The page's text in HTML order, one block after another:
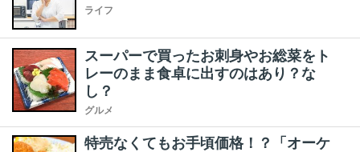
ライフ
スーパーで買ったお刺身やお総菜をト
レーのまま食卓に出すのはあり？な
し？
グルメ
特売なくてもお手頃価格！？「オーケ